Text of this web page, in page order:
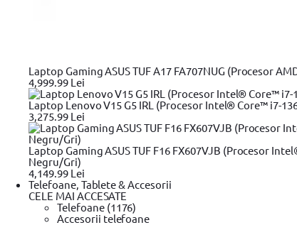
Laptop Gaming ASUS TUF A17 FA707NUG (Procesor
4,999.99 Lei
Laptop Lenovo V15 G5 IRL (Procesor Intel® Core™ i7-
3,275.99 Lei
Laptop Gaming ASUS TUF F16 FX607VJB (Procesor
Negru/Gri)
4,149.99 Lei
Telefoane, Tablete & Accesorii
CELE MAI ACCESATE
Telefoane (1176)
Accesorii telefoane
Plata cu
cardul în rate
Cleste Declabator Automat Yato YT-
0 review-uri
In stoc furnizor